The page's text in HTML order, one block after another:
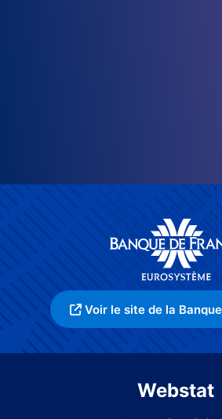
Voir le site de la
Webstat